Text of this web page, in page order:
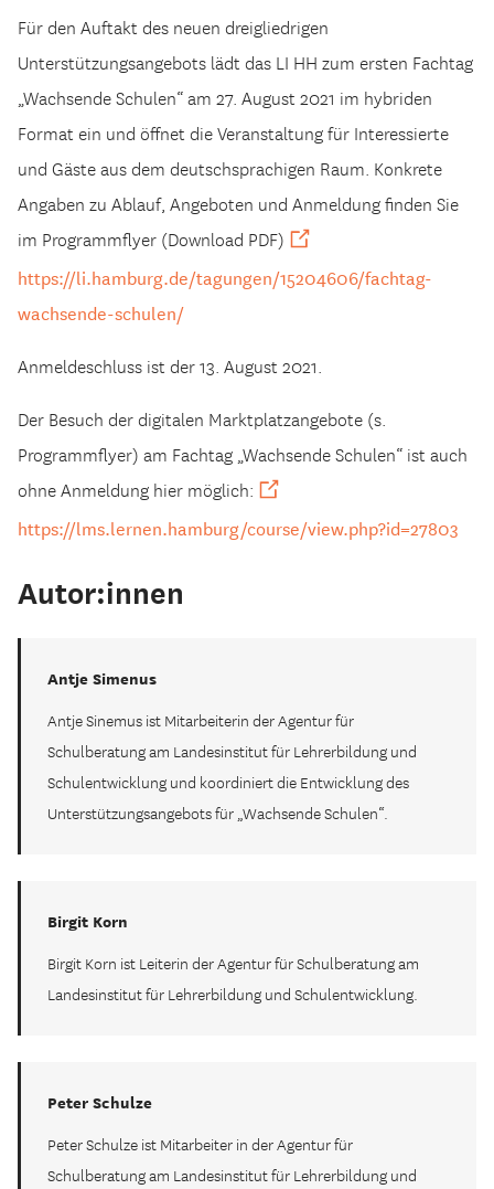
Für den Auftakt des neuen dreigliedrigen
Unterstützungsangebots lädt das LI HH zum ersten Fachtag
„Wachsende Schulen“ am 27. August 2021 im hybriden
Format ein und öffnet die Veranstaltung für Interessierte
und Gäste aus dem deutschsprachigen Raum. Konkrete
Angaben zu Ablauf, Angeboten und Anmeldung finden Sie
im Programmflyer (Download PDF)
https://li.hamburg.de/tagungen/15204606/fachtag-
wachsende-schulen/
Anmeldeschluss ist der 13. August 2021.
Der Besuch der digitalen Marktplatzangebote (s.
Programmflyer) am Fachtag „Wachsende Schulen“ ist auch
ohne Anmeldung hier möglich:
https://lms.lernen.hamburg/course/view.php?id=27803
Autor:innen
Antje Simenus
Antje Sinemus ist Mitarbeiterin der Agentur für
Schulberatung am Landesinstitut für Lehrerbildung und
Schulentwicklung und koordiniert die Entwicklung des
Unterstützungsangebots für „Wachsende Schulen“.
Birgit Korn
Birgit Korn ist Leiterin der Agentur für Schulberatung am
Landesinstitut für Lehrerbildung und Schulentwicklung.
Peter Schulze
Peter Schulze ist Mitarbeiter in der Agentur für
Schulberatung am Landesinstitut für Lehrerbildung und